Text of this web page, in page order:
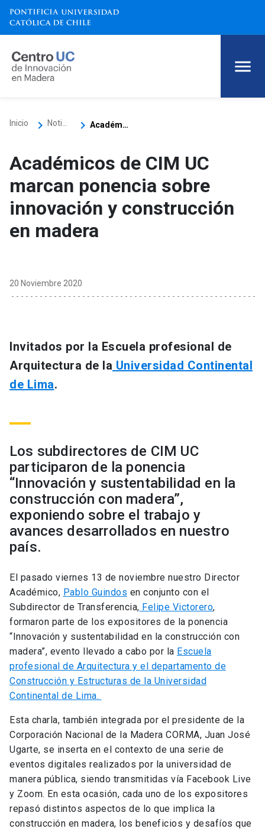
Inicio keyboard_arrow_right keyboard_arrow_right Académicos de CIM UC marcan ponencia sobre innovación y construcción en madera
Académicos de CIM UC
marcan ponencia sobre
innovación y construcción
en madera
20 Noviembre 2020
Invitados por la Escuela profesional de
Arquitectura de la Universidad Continental
de Lima.
Los subdirectores de CIM UC
participaron de la ponencia
“Innovación y sustentabilidad en la
construcción con madera”,
exponiendo sobre el trabajo y
avances desarrollados en nuestro
país.
El pasado viernes 13 de noviembre nuestro Director
Académico, Pablo Guindos en conjunto con el
Subdirector de Transferencia, Felipe Victorero,
formaron parte de los expositores de la ponencia
“Innovación y sustentabilidad en la construcción con
madera”, evento llevado a cabo por la Escuela
profesional de Arquitectura y el departamento de
Construcción y Estructuras de la Universidad
Continental de Lima.
Esta charla, también integrada por el presidente de la
Corporación Nacional de la Madera CORMA, Juan José
Ugarte, se inserta en el contexto de una serie de
eventos digitales realizados por la universidad de
manera pública, siendo transmitidas vía Facebook Live
y Zoom. En esta ocasión, cada uno de los expositores
repasó distintos aspectos de lo que implica la
construcción en madera, los beneficios y desafíos que